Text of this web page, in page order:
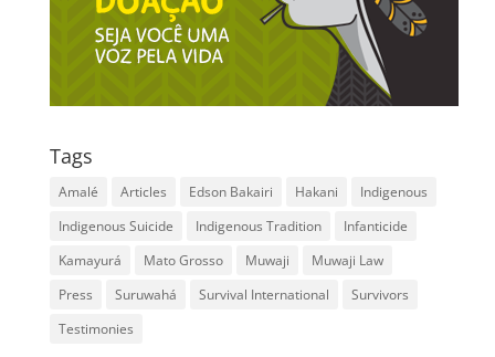
Tags
Amalé Articles Edson Bakairi Hakani
Indigenous
Indigenous Suicide
Indigenous Tradition
Infanticide
Kamayurá
Mato Grosso Muwaji
Muwaji Law
Press
Suruwahá Survival International
Survivors
Testimonies